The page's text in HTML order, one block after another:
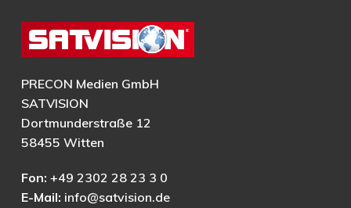
PRECON Medien GmbH
SATVISION
Dortmunderstraße 12
58455 Witten
Fon: +49 2302 28 23 3 0
E-Mail: info@satvision.de